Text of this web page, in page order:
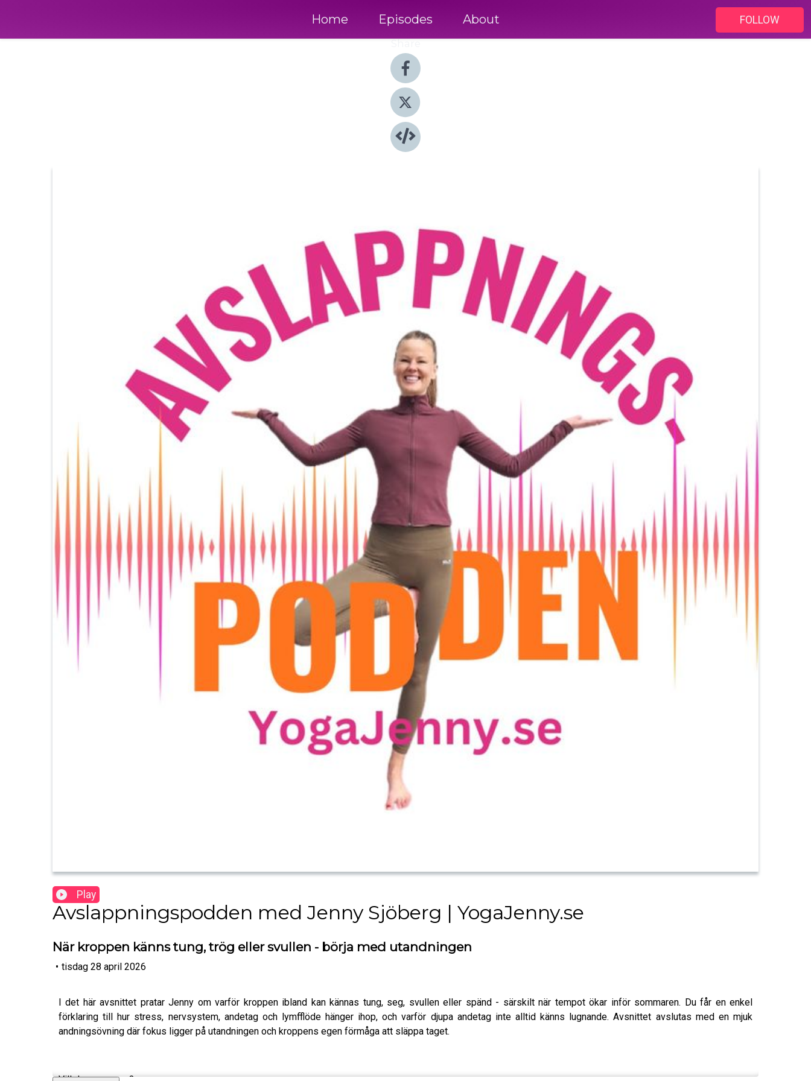
Home Episodes About
FOLLOW
Play
Avslappningspodden med Jenny Sjöberg | YogaJenny.se
När kroppen känns tung, trög eller svullen - börja med utandningen
• tisdag 28 april 2026
I det här avsnittet pratar Jenny om varför kroppen ibland kan kännas tung, seg, svullen eller spänd - särskilt när tempot ökar inför sommaren. Du får en enkel
förklaring till hur stress, nervsystem, andetag och lymfflöde hänger ihop, och varför djupa andetag inte alltid känns lugnande. Avsnittet avslutas med en mjuk
andningsövning där fokus ligger på utandningen och kroppens egen förmåga att släppa taget.